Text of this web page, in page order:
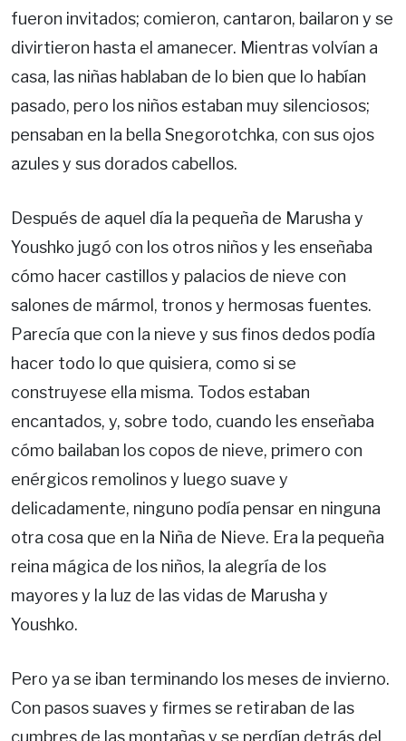
fueron invitados; comieron, cantaron, bailaron y se
divirtieron hasta el amanecer. Mientras volvían a
casa, las niñas hablaban de lo bien que lo habían
pasado, pero los niños estaban muy silenciosos;
pensaban en la bella Snegorotchka, con sus ojos
azules y sus dorados cabellos.
Después de aquel día la pequeña de Marusha y
Youshko jugó con los otros niños y les enseñaba
cómo hacer castillos y palacios de nieve con
salones de mármol, tronos y hermosas fuentes.
Parecía que con la nieve y sus finos dedos podía
hacer todo lo que quisiera, como si se
construyese ella misma. Todos estaban
encantados, y, sobre todo, cuando les enseñaba
cómo bailaban los copos de nieve, primero con
enérgicos remolinos y luego suave y
delicadamente, ninguno podía pensar en ninguna
otra cosa que en la Niña de Nieve. Era la pequeña
reina mágica de los niños, la alegría de los
mayores y la luz de las vidas de Marusha y
Youshko.
Pero ya se iban terminando los meses de invierno.
Con pasos suaves y firmes se retiraban de las
cumbres de las montañas y se perdían detrás del